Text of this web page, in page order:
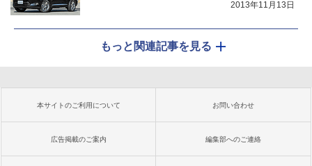
2013年11月13日
もっと関連記事を見る
本サイトのご利用について お問い合わせ
広告掲載のご案内 編集部へのご連絡